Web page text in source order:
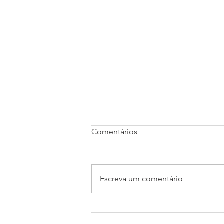
Comentários
Escreva um comentário